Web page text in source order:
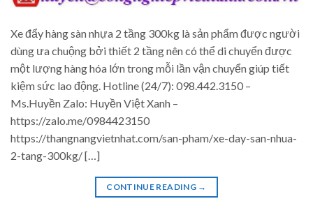
Xe đẩy hàng sàn nhựa 2 tầng 300kg là sản phẩm được người
dùng ưa chuộng bởi thiết 2 tầng nên có thể di chuyển được
một lượng hàng hóa lớn trong mỗi lần vận chuyển giúp tiết
kiệm sức lao động. Hotline (24/7): 098.442.3150 –
Ms.Huyền Zalo: Huyền Việt Xanh –
https://zalo.me/0984423150
https://thangnangvietnhat.com/san-pham/xe-day-san-nhua-
2-tang-300kg/ […]
CONTINUE READING →